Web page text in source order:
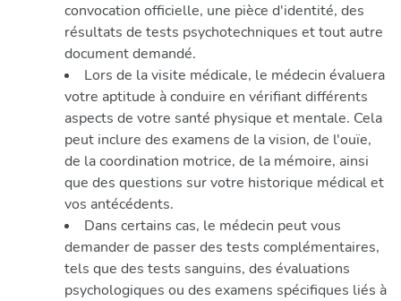
convocation officielle, une pièce d'identité, des
résultats de tests psychotechniques et tout autre
document demandé.
Lors de la visite médicale, le médecin évaluera
votre aptitude à conduire en vérifiant différents
aspects de votre santé physique et mentale. Cela
peut inclure des examens de la vision, de l'ouïe,
de la coordination motrice, de la mémoire, ainsi
que des questions sur votre historique médical et
vos antécédents.
Dans certains cas, le médecin peut vous
demander de passer des tests complémentaires,
tels que des tests sanguins, des évaluations
psychologiques ou des examens spécifiques liés à